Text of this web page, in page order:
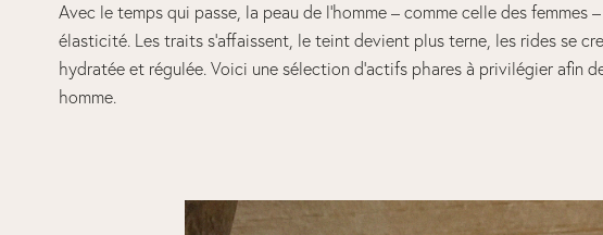
Avec le temps qui passe, la peau de l’homme – comme celle des
élasticité. Les traits s’affaissent, le teint devient plus terne, les rides se
hydratée et régulée. Voici une sélection d’actifs phares à privilégier afin
homme.